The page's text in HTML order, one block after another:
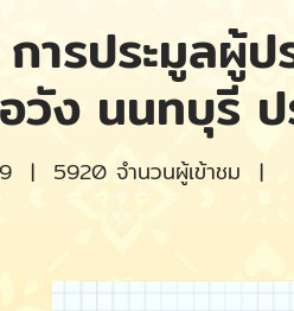
ารประมูลผู้
วัง นนทบุรี
| 5920 จำนวนผู้เข้าชม |